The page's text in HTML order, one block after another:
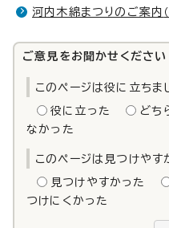
河内木綿まつりのご案内
ご意見をお聞かせください
このページは役に立ちま
役に立った どち
なかった
このページは見つけやす
見つけやすかった
つけにくかった